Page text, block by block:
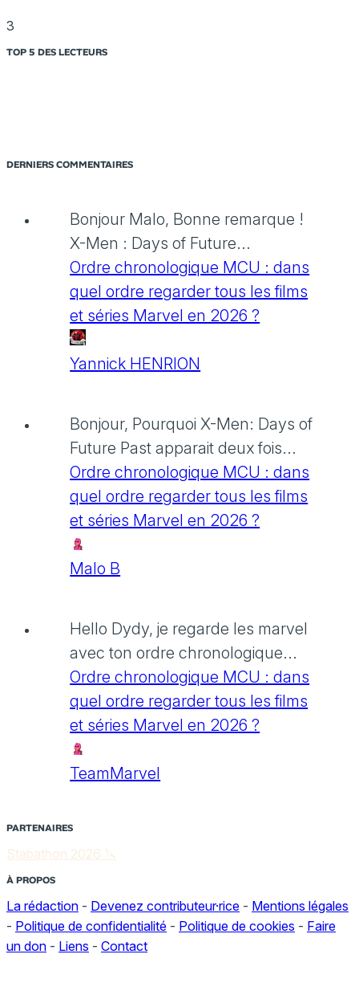
3
TOP 5 DES LECTEURS
DERNIERS COMMENTAIRES
Bonjour Malo, Bonne remarque !
X-Men : Days of Future...
Ordre chronologique MCU : dans
quel ordre regarder tous les films
et séries Marvel en 2026 ?
Yannick HENRION
Bonjour, Pourquoi X-Men: Days of
Future Past apparait deux fois...
Ordre chronologique MCU : dans
quel ordre regarder tous les films
et séries Marvel en 2026 ?
Malo B
Hello Dydy, je regarde les marvel
avec ton ordre chronologique...
Ordre chronologique MCU : dans
quel ordre regarder tous les films
et séries Marvel en 2026 ?
TeamMarvel
PARTENAIRES
Stabathon 2026 🔪
À PROPOS
La rédaction - Devenez contributeur·rice - Mentions légales
- Politique de confidentialité - Politique de cookies - Faire
un don - Liens - Contact